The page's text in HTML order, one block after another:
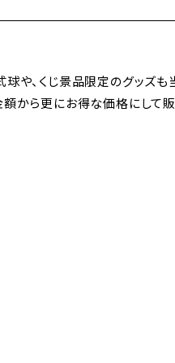
や、くじ景品限定のグッズも
額から更にお得な価格にして販